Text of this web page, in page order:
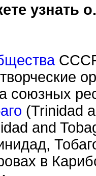
узнать
союзных
(Trinidad
and
в